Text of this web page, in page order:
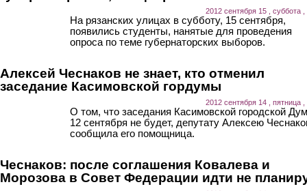
2012 сентября 15 , суббота ,
На рязанских улицах в субботу, 15 сентября,
появились студенты, нанятые для проведения
опроса по теме губернаторских выборов.
Алексей Чеснаков не знает, кто отменил
заседание Касимовской гордумы
2012 сентября 14 , пятница ,
О том, что заседания Касимовской городской
12 сентября не будет, депутату Алексею
сообщила его помощница.
Чеснаков: после соглашения Ковалева и
Морозова в Совет Федерации идти не